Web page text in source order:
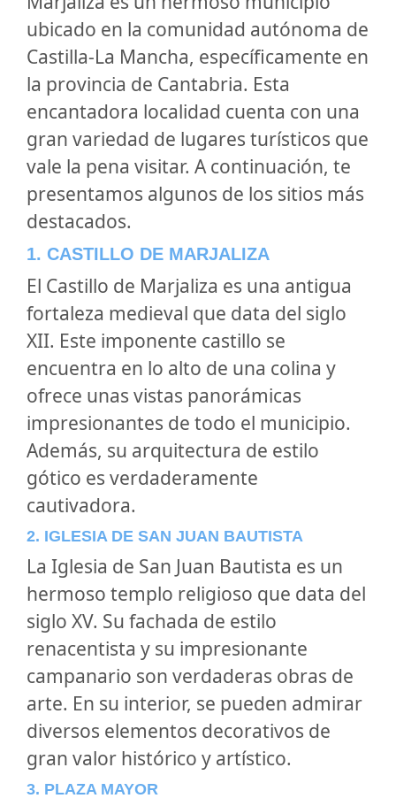
ubicado en la comunidad autónoma de
Castilla-La Mancha, específicamente en
la provincia de Cantabria. Esta
encantadora localidad cuenta con una
gran variedad de lugares turísticos que
vale la pena visitar. A continuación, te
presentamos algunos de los sitios más
destacados.
1. CASTILLO DE MARJALIZA
El Castillo de Marjaliza es una antigua
fortaleza medieval que data del siglo
XII. Este imponente castillo se
encuentra en lo alto de una colina y
ofrece unas vistas panorámicas
impresionantes de todo el municipio.
Además, su arquitectura de estilo
gótico es verdaderamente
cautivadora.
2. IGLESIA DE SAN JUAN BAUTISTA
La Iglesia de San Juan Bautista es un
hermoso templo religioso que data del
siglo XV. Su fachada de estilo
renacentista y su impresionante
campanario son verdaderas obras de
arte. En su interior, se pueden admirar
diversos elementos decorativos de
gran valor histórico y artístico.
3. PLAZA MAYOR